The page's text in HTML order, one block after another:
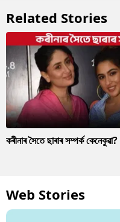
Related Stories
কৰীনাৰ সৈতে ছাৰাৰ সম্পৰ্ক কেনেকুৱা?
Web Stories